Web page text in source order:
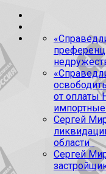
от оплаты
Сергей
области
Сергей